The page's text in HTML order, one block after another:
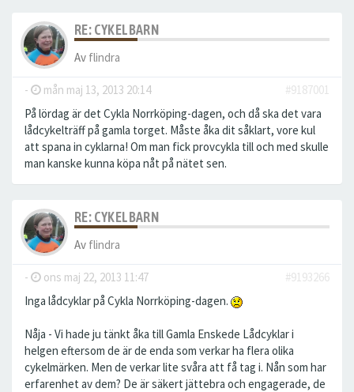
RE: CYKELBARN
Av flindra
- mån maj 13, 2013 20:14
#9187001
På lördag är det Cykla Norrköping-dagen, och då ska det vara
lådcykelträff på gamla torget. Måste åka dit såklart, vore kul
att spana in cyklarna! Om man fick provcykla till och med skulle
man kanske kunna köpa nåt på nätet sen.
RE: CYKELBARN
Av flindra
- ons maj 22, 2013 11:47
#9193266
Inga lådcyklar på Cykla Norrköping-dagen.
Nåja - Vi hade ju tänkt åka till Gamla Enskede Lådcyklar i
helgen eftersom de är de enda som verkar ha flera olika
cykelmärken. Men de verkar lite svåra att få tag i. Nån som har
erfarenhet av dem? De är säkert jättebra och engagerade, de